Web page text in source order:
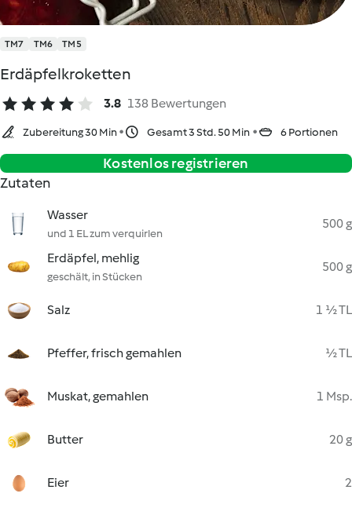
TM7 TM6 TM5
Erdäpfelkroketten
3.8 138 Bewertungen
Zubereitung 30 Min Gesamt 3 Std. 50 Min 6 Portionen
Kostenlos registrieren
Zutaten
Wasser
und 1 EL zum verquirlen
500 g
Erdäpfel, mehlig
geschält, in Stücken
500 g
Salz 1 ½ TL
Pfeffer, frisch gemahlen ½ TL
Muskat, gemahlen 1 Msp.
Butter 20 g
Eier 2